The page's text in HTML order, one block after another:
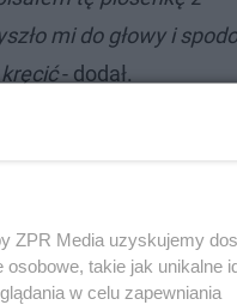
mi do głowy i
- dodał.
ZPR Media uzyskujemy
takie jak unikalne
w celu zapewniania